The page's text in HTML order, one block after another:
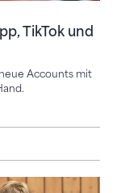
TikTok und
Accounts mit